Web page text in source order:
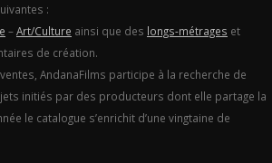
:
–Art/Culture ainsi que des longs-métrages et
de création.
AndanaFilms participe à la recherche de
initiés par des producteurs dont elle partage la
le catalogue s’enrichit d’une vingtaine de